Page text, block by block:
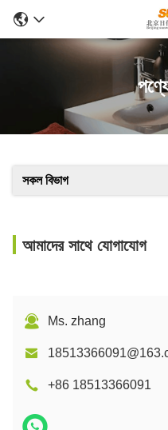
সকল বিভাগ
আমাদের সাথে যোগাযোগ
Ms. zhang
+86 18513366091